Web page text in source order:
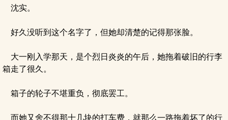
沈实。
好久没听到这个名字了，但她却清楚的记得那张脸。
大一刚入学那天，是个烈日炎炎的午后，她拖着破旧的行李
箱走了很久。
箱子的轮子不堪重负，彻底罢工。
而她又舍不得那十几块的打车费，就那么一路拖着坏了的行